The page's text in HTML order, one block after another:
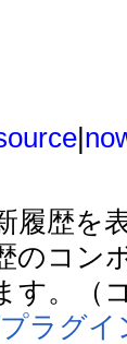
|
履歴を
のコン
す。（
ラグイ